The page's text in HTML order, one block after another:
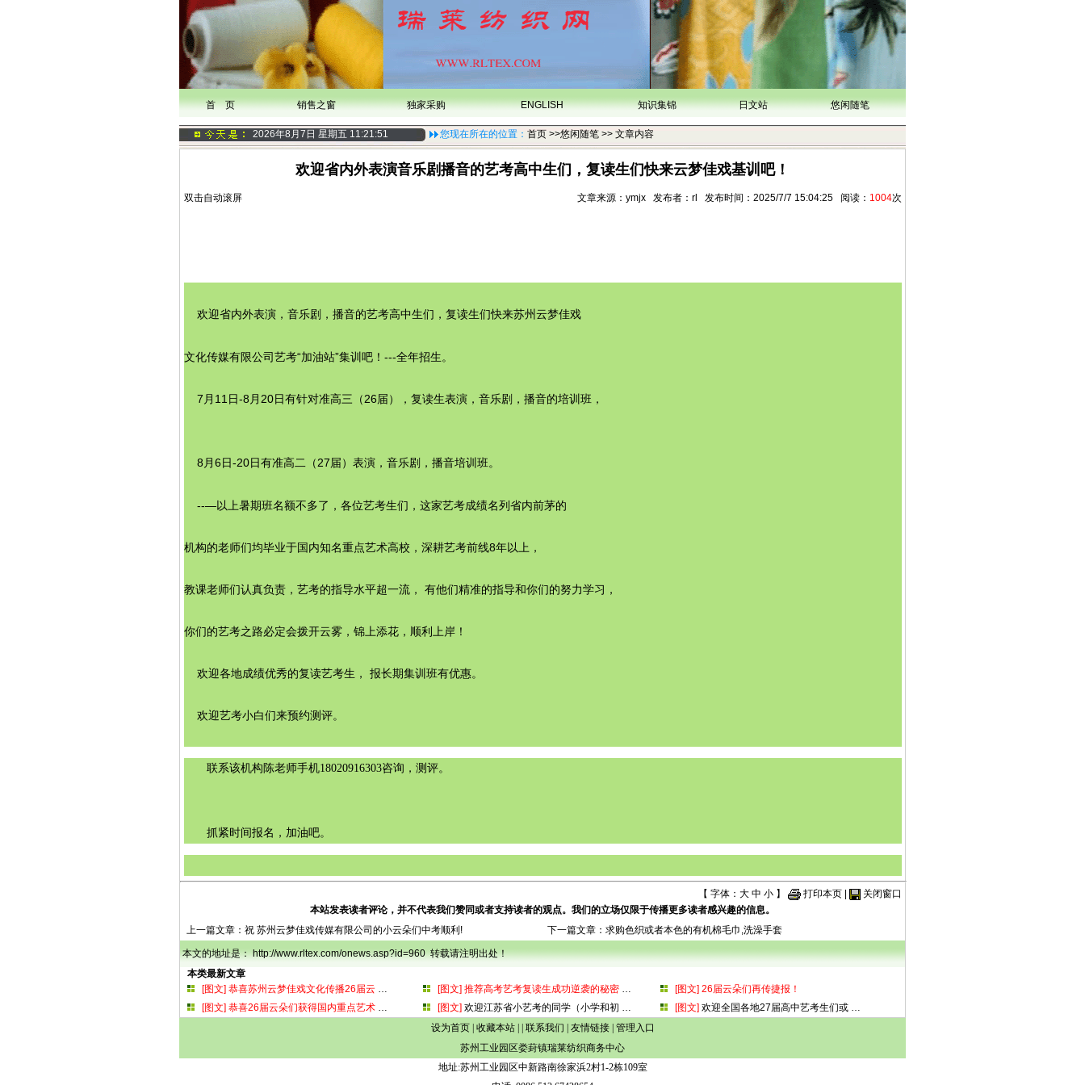
首 页 销售之窗 独家采购 ENGLISH 知识集锦 日文站 悠闲随笔
2026年8月7日 星期五 11:21:51 您现在所在的位置： 首页 >>悠闲随笔 >> 文章内容
欢迎省内外表演音乐剧播音的艺考高中生们，复读生们快来云梦佳戏基训吧！
双击自动滚屏 文章来源：ymjx 发布者：rl 发布时间：2025/7/7 15:04:25 阅读： 1004次
    欢迎省内外表演，
音乐剧， 播音的艺考高中生们，复读生们快来苏州云梦佳戏
文化传媒有限公司艺考“加油站”集训吧！---全年招生。
    7月11日-8月20日有针对准高三（26届），复读生表演，
音乐剧， 播音的培训班，
    8月6日-20日有准高二（27届）表演，
音乐剧， 播音培训班。
    --—以上暑期班名额不多了，各位艺考生们，这家艺考成绩名列省内前茅的
机构的老师们均毕业于国内知名重点艺术高校，深耕艺考前线8年以上，
教课老师们认真负责，艺考的指导水平超一流， 有他们精准的指导和你们的努力学习，
你们的艺考之路必定会拨开云雾，锦上添花，顺利上岸！
    欢迎各地成绩优秀的复读艺考生， 报长期集训班有优惠。
    欢迎艺考小白们来预约测评。
       联系该机构陈老师手机18020916303咨询，测评。
       抓紧时间报名，加油吧。
【 字体： 大 中 小】 打印本页|
关闭窗口
本站发表读者评论，并不代表我们赞同或者支持读者的观点。我们的立场仅限于传播更多读者感兴趣的信息。
上一篇文章： 祝 苏州云梦佳戏传媒有限公司的小云朵们中考顺利! 下一篇文章： 求购色织或者本色的有机棉毛巾,洗澡手套
本文的地址是： http://www.rltex.com/onews.asp?id=960 转载请注明出处！
本类最新文章
[图文] 恭喜苏州云梦佳戏文化传播26届云 … [图文] 推荐高考艺考复读生成功逆袭的秘密 … [图文] 26届云朵们再传捷报！
[图文] 恭喜26届云朵们获得国内重点艺术 … [图文] 欢迎江苏省小艺考的同学（小学和初 … [图文] 欢迎全国各地27届高中艺考生们或 …
设为首页| 收藏本站| | 联系我们 友情链接| 管理入口
苏州工业园区娄葑镇瑞莱纺织商务中心
地址:苏州工业园区中新路南徐家浜2村1-2栋109室